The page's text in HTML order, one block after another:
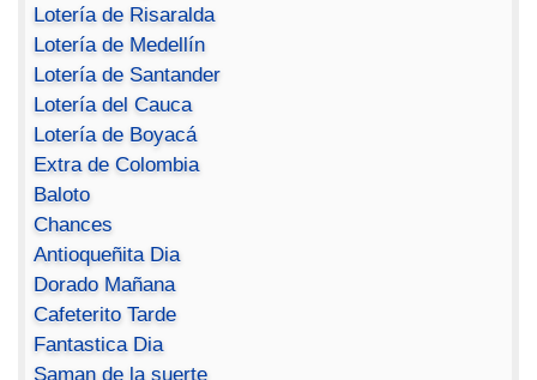
Lotería de Risaralda
Lotería de Medellín
Lotería de Santander
Lotería del Cauca
Lotería de Boyacá
Extra de Colombia
Baloto
Chances
Antioqueñita Dia
Dorado Mañana
Cafeterito Tarde
Fantastica Dia
Saman de la suerte